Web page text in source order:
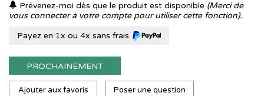
Prévenez-moi dès que le produit est disponible (Merci de
vous connecter à votre compte pour utiliser cette fonction).
Payez en 1x ou 4x sans frais
PROCHAINEMENT
Ajouter aux favoris Poser une question